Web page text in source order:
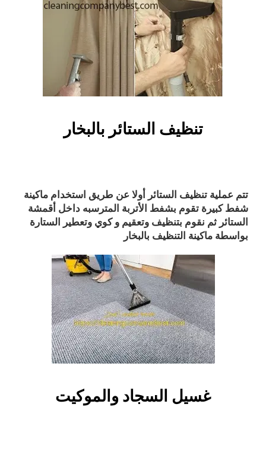
تنظيف الستائر بالبخار
تتم عملية تنظيف الستائر أولا عن طريق استخدام ماكينة
شفط كبيرة تقوم بشفط الأتربة المترسبه داخل أقمشة
الستائر ثم نقوم بتنظيف وتعقيم و كوي وتعطير الستارة
بواسطة ماكينة التنظيف بالبخار
غسيل السجاد والموكيت